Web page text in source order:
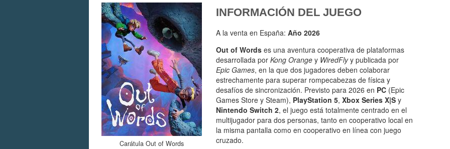
Carátula Out of Words
INFORMACIÓN DEL JUEGO
A la venta en España: Año 2026
Out of Words es una aventura cooperativa de plataformas
desarrollada por Kong Orange y WiredFlyy publicada por
Epic Games, en la que dos jugadores deben colaborar
estrechamente para superar rompecabezas de física y
desafíos de sincronización. Previsto para 2026 en PC (Epic
Games Store y Steam), PlayStation 5, Xbox Series X|S y
Nintendo Switch 2, el juego está totalmente centrado en el
multijugador para dos personas, tanto en cooperativo local en
la misma pantalla como en cooperativo en línea con juego
cruzado.